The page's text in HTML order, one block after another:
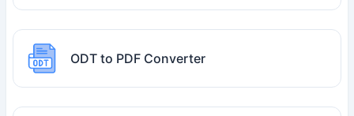
ODT to PDF Converter